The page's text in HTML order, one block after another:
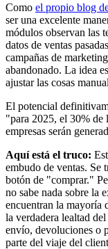
Como el propio blog
ser una excelente
módulos observan las
datos de ventas
campañas de
abandonado. La idea
ajustar las cosas
El potencial
"para 2025, el 30% de
empresas serán
Aquí está el truco:
embudo de ventas. Se
botón de "comprar."
no sabe nada sobre la
encuentran la mayoría
la verdadera lealtad
envío, devoluciones o
parte del viaje del